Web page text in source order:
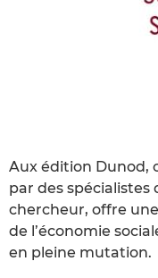
Aux édition Dunod,
par des
chercheur, offre
de l’économie
en pleine mutation.